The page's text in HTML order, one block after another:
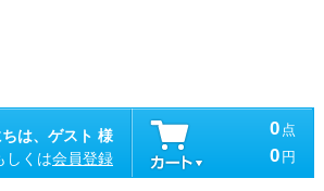
は、ゲスト 様
しくは会員登録
0 点
0 円